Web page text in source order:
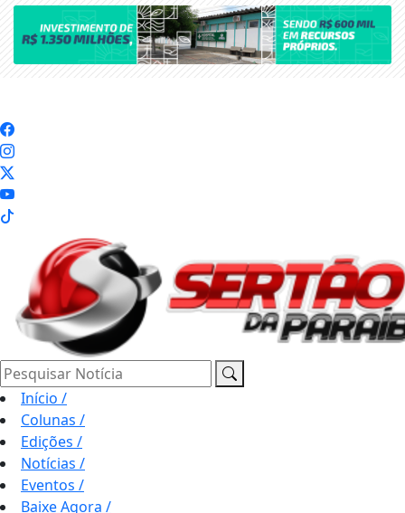
Pesquisar Notícia
Início /
Colunas /
Edições /
Notícias /
Eventos /
Baixe Agora /